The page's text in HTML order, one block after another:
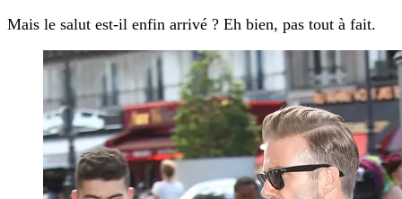
Mais le salut est-il enfin arrivé ? Eh bien, pas tout à fait.